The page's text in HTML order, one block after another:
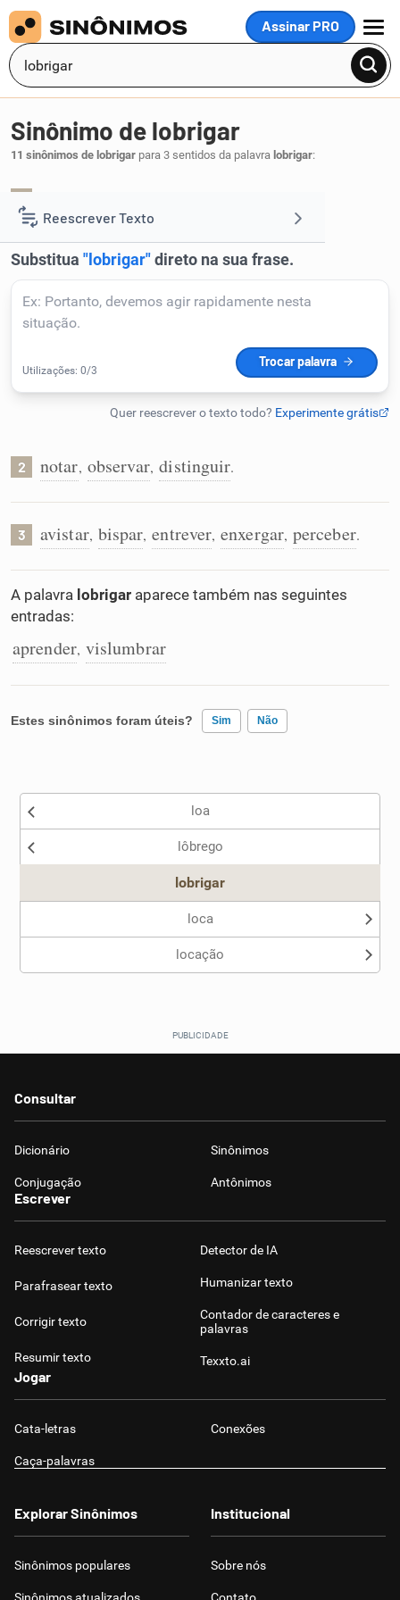
Assinar PRO
MENU
Reescrever Texto
Resumir Texto
Corrigir Texto
Detector de IA
Humanizador de IA
Conexões
Caça-palavras
Dicionário
Sinônimo de lobrigar
11 sinônimos de lobrigar para 3 sentidos da palavra lobrigar:
2 notar, observar, distinguir.
3 avistar, bispar, entrever, enxergar, perceber.
A palavra lobrigar aparece também nas seguintes
entradas:
aprender, vislumbrar
Estes sinônimos foram úteis? Sim Não
Nenhum dos sinônimos apresentados me ajudou
loa
lôbrego
lobrigar
loca
locação
Consultar
Dicionário Sinônimos
Conjugação Antônimos
Escrever
Reescrever texto
Parafrasear texto
Corrigir texto
Resumir texto
Detector de IA
Humanizar texto
Contador de caracteres e
palavras
Texxto.ai
Jogar
Cata-letras Conexões
Caça-palavras
Explorar Sinônimos
Sinônimos populares
Institucional
Sobre nós